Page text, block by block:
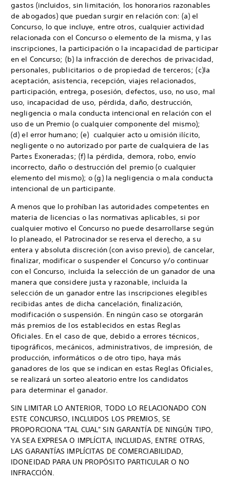
gastos (incluidos, sin limitación, los honorarios razonables
de abogados) que puedan surgir en relación con: (a) el
Concurso, lo que incluye, entre otros, cualquier actividad
relacionada con el Concurso o elemento de la misma, y las
inscripciones, la participación o la incapacidad de participar
en el Concurso; (b) la infracción de derechos de privacidad,
personales, publicitarios o de propiedad de terceros; (c)la
aceptación, asistencia, recepción, viajes relacionados,
participación, entrega, posesión, defectos, uso, no uso, mal
uso, incapacidad de uso, pérdida, daño, destrucción,
negligencia o mala conducta intencional en relación con el
uso de un Premio (o cualquier componente del mismo);
(d) el error humano; (e) cualquier acto u omisión ilícito,
negligente o no autorizado por parte de cualquiera de las
Partes Exoneradas; (f) la pérdida, demora, robo, envío
incorrecto, daño o destrucción del premio (o cualquier
elemento del mismo); o (g) la negligencia o mala conducta
intencional de un participante.
A menos que lo prohíban las autoridades competentes en
materia de licencias o las normativas aplicables, si por
cualquier motivo el Concurso no puede desarrollarse según
lo planeado, el Patrocinador se reserva el derecho, a su
entera y absoluta discreción (con aviso previo), de cancelar,
finalizar, modificar o suspender el Concurso y/o continuar
con el Concurso, incluida la selección de un ganador de una
manera que considere justa y razonable, incluida la
selección de un ganador entre las inscripciones elegibles
recibidas antes de dicha cancelación, finalización,
modificación o suspensión. En ningún caso se otorgarán
más premios de los establecidos en estas Reglas
Oficiales. En el caso de que, debido a errores técnicos,
tipográficos, mecánicos, administrativos, de impresión, de
producción, informáticos o de otro tipo, haya más
ganadores de los que se indican en estas Reglas Oficiales,
se realizará un sorteo aleatorio entre los candidatos
para determinar el ganador.
SIN LIMITAR LO ANTERIOR, TODO LO RELACIONADO CON
ESTE CONCURSO, INCLUIDOS LOS PREMIOS, SE
PROPORCIONA "TAL CUAL" SIN GARANTÍA DE NINGÚN TIPO,
YA SEA EXPRESA O IMPLÍCITA, INCLUIDAS, ENTRE OTRAS,
LAS GARANTÍAS IMPLÍCITAS DE COMERCIABILIDAD,
IDONEIDAD PARA UN PROPÓSITO PARTICULAR O NO
INFRACCIÓN.